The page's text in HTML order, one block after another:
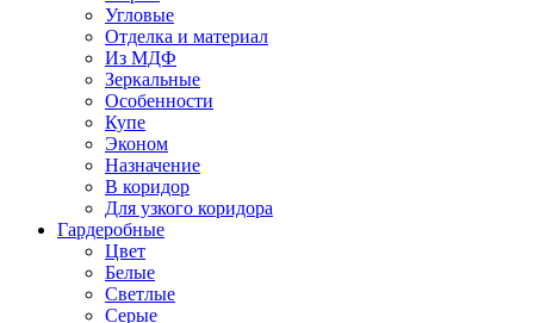
Угловые
Отделка и материал
Из МДФ
Зеркальные
Особенности
Купе
Эконом
Назначение
В коридор
Для узкого коридора
Гардеробные
Цвет
Белые
Светлые
Серые